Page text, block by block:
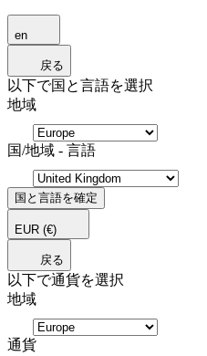
en
戻る
以下で国と言語を選択
地域
国/地域 - 言語
国と言語を確定
EUR (€)
戻る
以下で通貨を選択
地域
通貨